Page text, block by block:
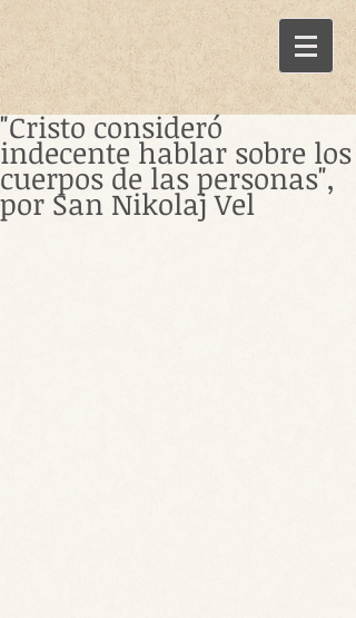
"Cristo consideró
indecente hablar sobre los
cuerpos de las personas",
por San Nikolaj Vel